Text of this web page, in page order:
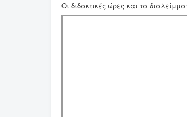
Οι διδακτικές ώρες και τα